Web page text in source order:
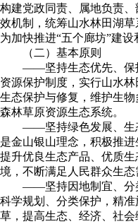
构建党政同责、属地负责
效机制，统筹山水林田湖
为加快推进“五个廊坊”建设
（二）基本原则
——坚持生态优先、保
资源保护制度，实行山水
生态保护与修复，维护生
森林草原资源生态系统。
——坚持绿色发展、生
是金山银山理念，积极推
提升优良生态产品、优质
境，不断满足人民群众生态
——坚持因地制宜、分
科学规划、分类保护，精
草，提高生态、经济、社会